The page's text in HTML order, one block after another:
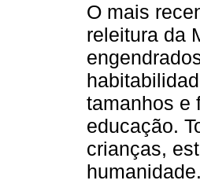
O mais
releitura da
tamanhos e
educação.
crianças,
humanidade.